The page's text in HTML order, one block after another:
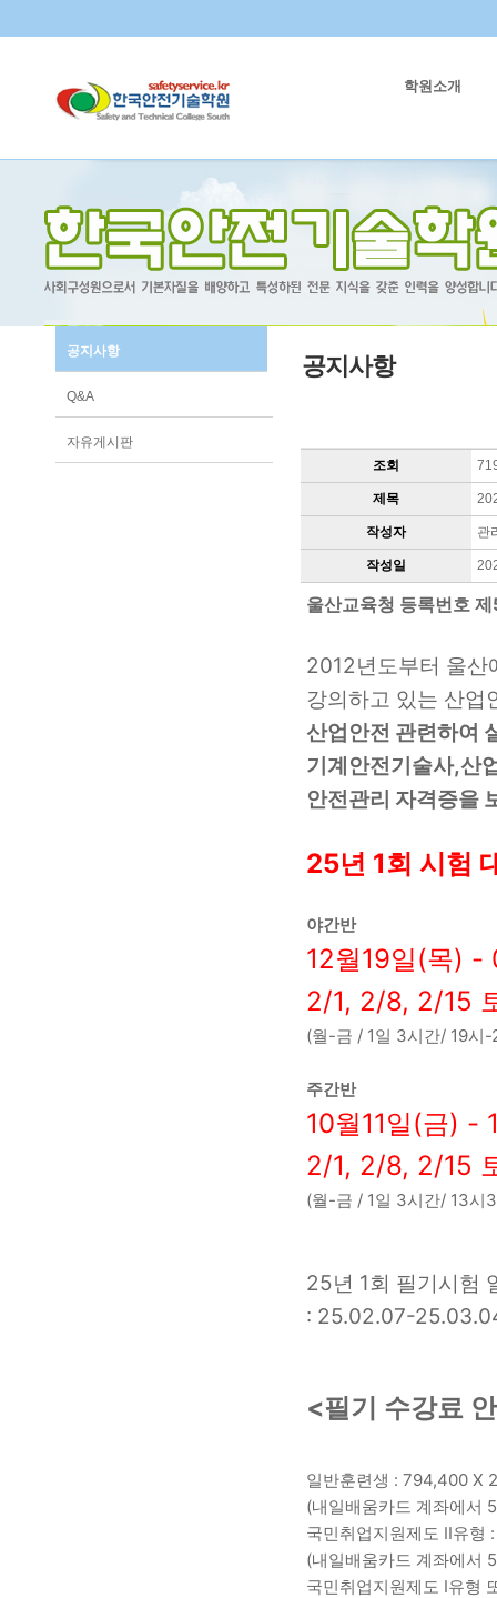
학원소개
공지사항
Q&A
자유게시판
공지사항
조회
제목
작성자 관
작성일
울산교육청 등록번호
2012년도부터 울산
강의하고 있는 산업
산업안전 관련하여
기계안전기술사,산
안전관리 자격증을
25년 1회 시험
야간반
12월19일(목) -
2/1, 2/8, 2/15
(월-금 / 1일 3시간/ 19시
주간반
10월11일(금) -
2/1, 2/8, 2/15
(월-금 / 1일 3시간/ 13시
25년 1회 필기시험
: 25.02.07-
<필기 수강료
일반훈련생 : 794,400 X
(내일배움카드 계좌에서
국민취업지원제도 II유
(내일배움카드 계좌에서
국민취업지원제도 I유형